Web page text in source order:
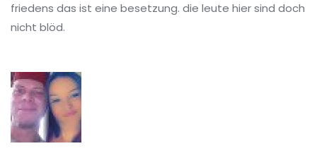
friedens das ist eine besetzung. die leute hier sind doch
nicht blöd.